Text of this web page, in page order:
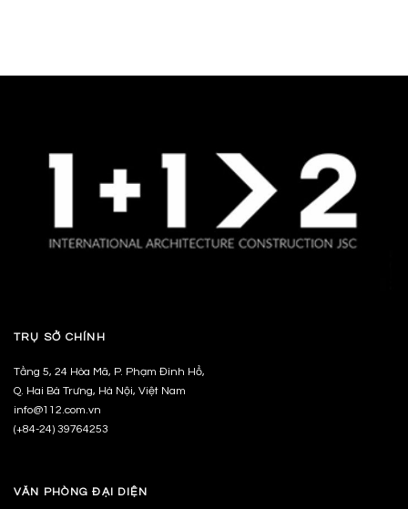
TRỤ SỞ CHÍNH
Tầng 5, 24 Hòa Mã, P. Phạm Đình Hổ,
Q. Hai Bà Trưng, Hà Nội, Việt Nam
info@112.com.vn
(+84-24) 39764253
VĂN PHÒNG ĐẠI DIỆN